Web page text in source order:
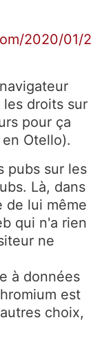
2020/01/2
les droits sur
pour ça
Otello).
pubs sur les
Là, dans
de lui même
qui n'a rien
ne
à données
est
choix,